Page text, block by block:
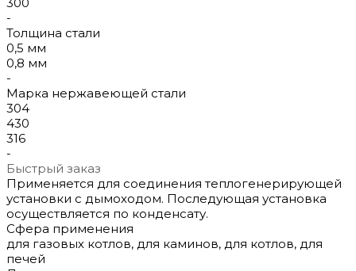
-
Толщина стали
0,5 мм
0,8 мм
-
Марка нержавеющей стали
304
430
316
-
Быстрый заказ
Применяется для соединения теплогенерирующей
установки с дымоходом. Последующая установка
осуществляется по конденсату.
Сфера применения
для газовых котлов, для каминов, для котлов, для
печей